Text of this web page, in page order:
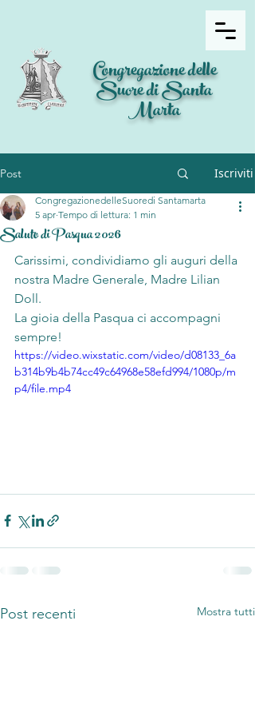
Congregazione delle
Suore di Santa
Marta
Post Iscriviti
Saluto di Pasqua 2026
CongregazionedelleSuoredi Santamarta
5 apr Tempo di lettura: 1 min
Carissimi, condividiamo gli auguri della
nostra Madre Generale, Madre Lilian
Doll.
La gioia della Pasqua ci accompagni
sempre!
https://video.wixstatic.com/video/d08133_6a
b314b9b4b74cc49c64968e58efd994/1080p/m
p4/file.mp4
Post recenti Mostra tutti